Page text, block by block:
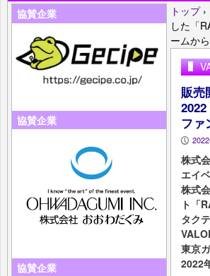
協賛企業
協賛企業
協賛企業
トップ ›
した「
ームか
販売
ファ
P
株式
エイ
株式
ト「
タク
東京
2022